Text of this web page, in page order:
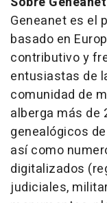
Geneanet es el
basado en
contributivo y
entusiastas de
comunidad de
alberga más de
genealógicos
así como
digitalizados
judiciales,